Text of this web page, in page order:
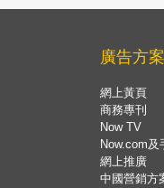
廣告方案
網上黃頁
商務專刊
Now TV
Now.com
網上推廣
中國營銷方